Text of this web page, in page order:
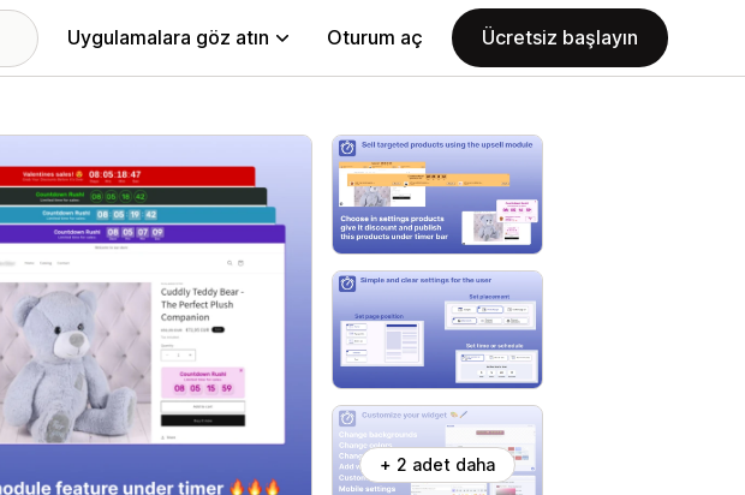
Uygulamalara göz atın Oturum aç Ücretsiz başlayın
+ 2 adet daha